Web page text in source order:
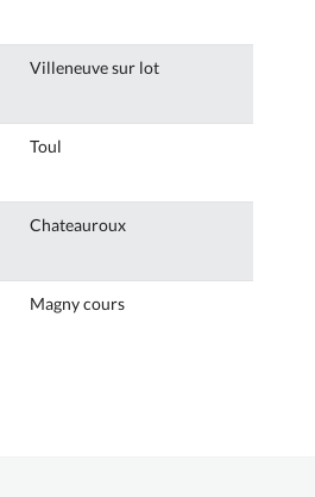
Villeneuve sur lot
Toul
Chateauroux
Magny cours